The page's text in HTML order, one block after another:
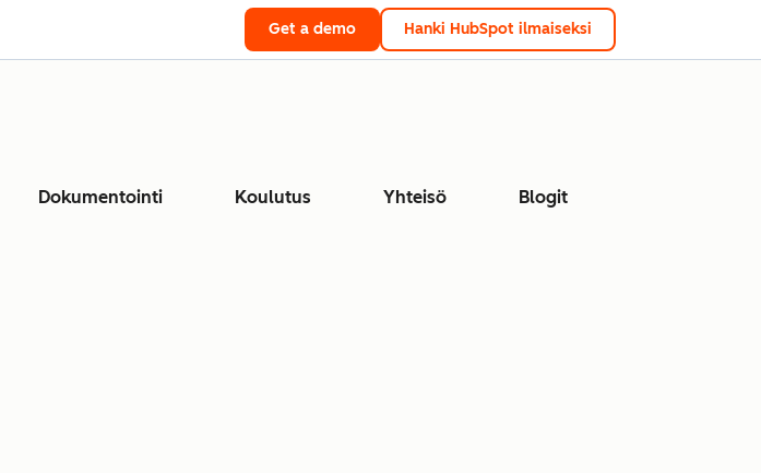
Get a demo Hanki HubSpot ilmaiseksi
Dokumentointi Koulutus Yhteisö Blogit